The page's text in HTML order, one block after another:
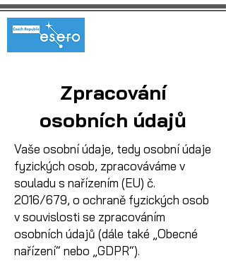
Zpracování
osobních údajů
Vaše osobní údaje, tedy osobní údaje
fyzických osob, zpracováváme v
souladu s nařízením (EU) č.
2016/679, o ochraně fyzických osob
v souvislosti se zpracováním
osobních údajů (dále také „Obecné
nařízení“ nebo „GDPR“).